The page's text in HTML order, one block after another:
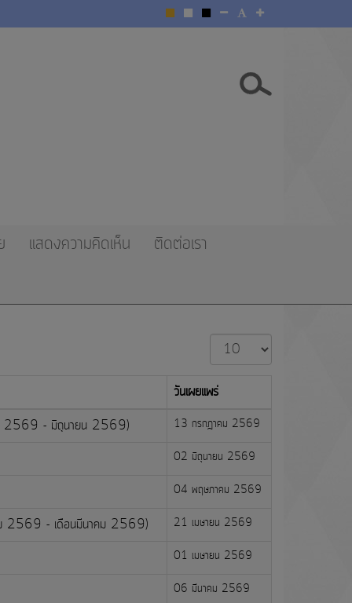
แสดงความคิดเห็น ติดต่อเรา
แสดง
#
วันเผยแพร่
ยน 2569 - มิถุนายน 2569)
13 กรกฎาคม 2569
02 มิถุนายน 2569
04 พฤษภาคม 2569
คม 2569 - เดือนมีนาคม 2569) 21 เมษายน 2569
01 เมษายน 2569
06 มีนาคม 2569